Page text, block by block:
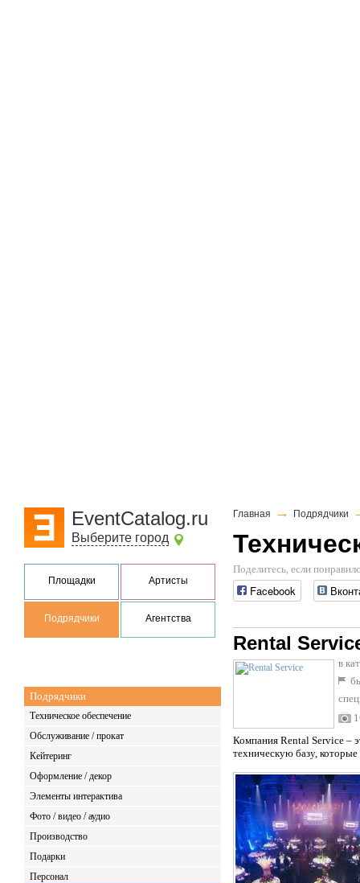
EventCatalog.ru
Выберите город
Площадки Артисты
Подрядчики Агентства
Подрядчики
Техническое обеспечение
Обслуживание / прокат
Кейтеринг
Оформление / декор
Элементы интерактива
Фото / видео / аудио
Производство
Подарки
Персонал
Главная → Подрядчики
Поделитесь, если
Facebook
Rental
в
Компания Rental Service –
техническую базу,